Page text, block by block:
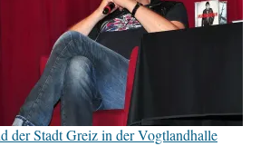
der Stadt Greiz in der Vogtlandhalle